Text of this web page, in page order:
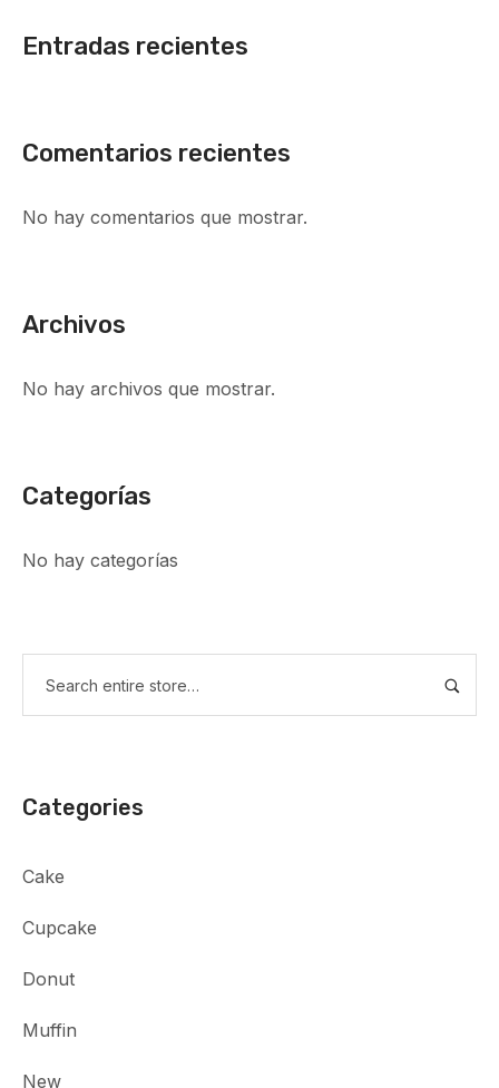
Entradas recientes
Comentarios recientes
No hay comentarios que mostrar.
Archivos
No hay archivos que mostrar.
Categorías
No hay categorías
Categories
Cake
Cupcake
Donut
Muffin
New